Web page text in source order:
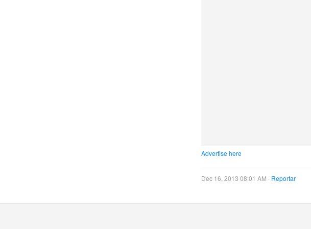
Advertise here
Dec 16, 2013 08:01 AM · Reportar